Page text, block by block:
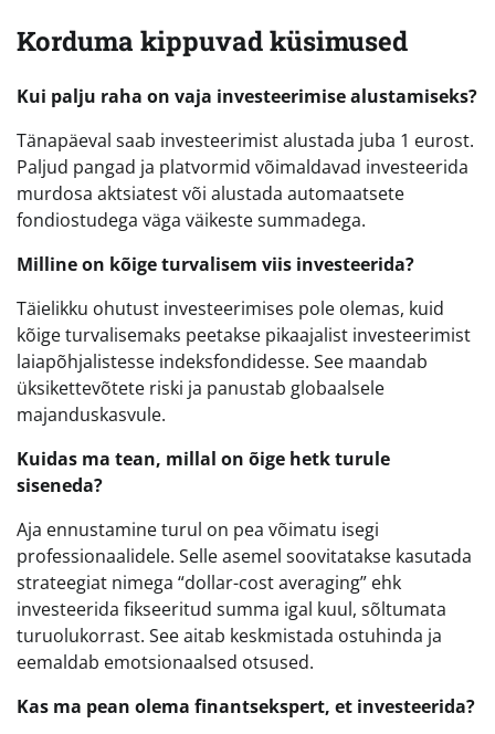
Korduma kippuvad küsimused
Kui palju raha on vaja investeerimise alustamiseks?
Tänapäeval saab investeerimist alustada juba 1 eurost.
Paljud pangad ja platvormid võimaldavad investeerida
murdosa aktsiatest või alustada automaatsete
fondiostudega väga väikeste summadega.
Milline on kõige turvalisem viis investeerida?
Täielikku ohutust investeerimises pole olemas, kuid
kõige turvalisemaks peetakse pikaajalist investeerimist
laiapõhjalistesse indeksfondidesse. See maandab
üksikettevõtete riski ja panustab globaalsele
majanduskasvule.
Kuidas ma tean, millal on õige hetk turule
siseneda?
Aja ennustamine turul on pea võimatu isegi
professionaalidele. Selle asemel soovitatakse kasutada
strateegiat nimega “dollar-cost averaging” ehk
investeerida fikseeritud summa igal kuul, sõltumata
turuolukorrast. See aitab keskmistada ostuhinda ja
eemaldab emotsionaalsed otsused.
Kas ma pean olema finantsekspert, et investeerida?